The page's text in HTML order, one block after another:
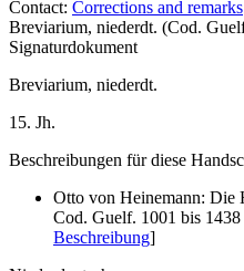
Contact: Corrections and remarks
Breviarium, niederdt. (Cod.
Signaturdokument
Breviarium, niederdt.
15. Jh.
Beschreibungen für diese
Otto von Heinemann: Die
Cod. Guelf. 1001 bis
Beschreibung]